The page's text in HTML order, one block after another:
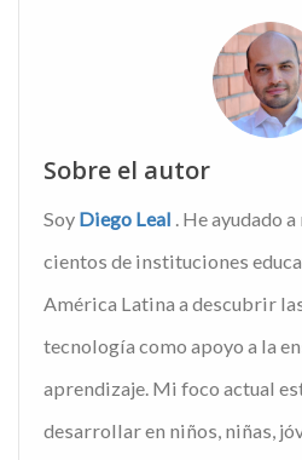
Sobre el autor
Soy Diego Leal . He ayudado
cientos de instituciones
América Latina a descubrir
tecnología como apoyo a la
aprendizaje. Mi foco actual
desarrollar en niños, niñas,